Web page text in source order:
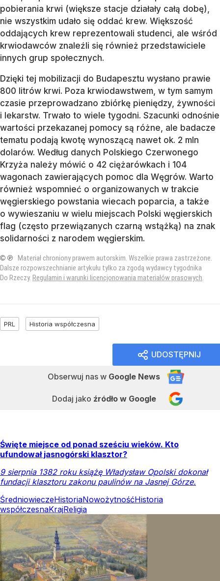
pobierania krwi (większe stacje działały całą dobę),
nie wszystkim udało się oddać krew. Większość
oddających krew reprezentowali studenci, ale wśród
krwiodawców znaleźli się również przedstawiciele
innych grup społecznych.
Dzięki tej mobilizacji do Budapesztu wysłano prawie
800 litrów krwi. Poza krwiodawstwem, w tym samym
czasie przeprowadzano zbiórkę pieniędzy, żywności
i lekarstw. Trwało to wiele tygodni. Szacunki odnośnie
wartości przekazanej pomocy są różne, ale badacze
tematu podają kwotę wynoszącą nawet ok. 2 mln
dolarów. Według danych Polskiego Czerwonego
Krzyża należy mówić o 42 ciężarówkach i 104
wagonach zawierających pomoc dla Węgrów. Warto
również wspomnieć o organizowanych w trakcie
węgierskiego powstania wiecach poparcia, a także
o wywieszaniu w wielu miejscach Polski węgierskich
flag (często przewiązanych czarną wstążką) na znak
solidarności z narodem węgierskim.
© ℗ Materiał chroniony prawem autorskim. Wszelkie prawa zastrzeżone.
Dalsze rozpowszechnianie artykułu tylko za zgodą wydawcy tygodnika
Do Rzeczy. Regulamin i warunki licencjonowania materiałów prasowych.
PRL Historia współczesna
UDOSTĘPNIJ
Obserwuj nas w Google News
Dodaj jako źródło w Google
Święte miejsce od ponad sześciu wieków. Kto
ufundował jasnogórski klasztor?
9 sierpnia 1382 roku książę Władysław Opolski dokonał
fundacji klasztoru zakonu paulinów na Jasnej Górze.
ŚredniowieczeHistoriaNowożytnośćHistoria
współczesnaKrajReligia